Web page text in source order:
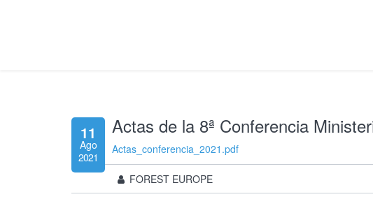
11
Ago
2021
Actas de la 8ª Conferencia
Actas_conferencia_2021.pdf
FOREST EUROPE